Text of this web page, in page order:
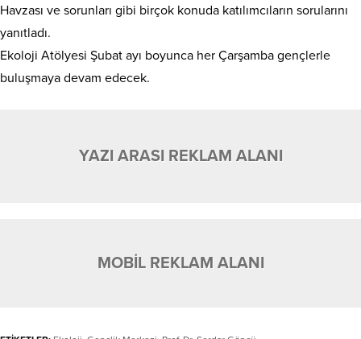
Havzası ve sorunları gibi birçok konuda katılımcıların sorularını
yanıtladı.
Ekoloji Atölyesi Şubat ayı boyunca her Çarşamba gençlerle
buluşmaya devam edecek.
YAZI ARASI REKLAM ALANI
MOBİL REKLAM ALANI